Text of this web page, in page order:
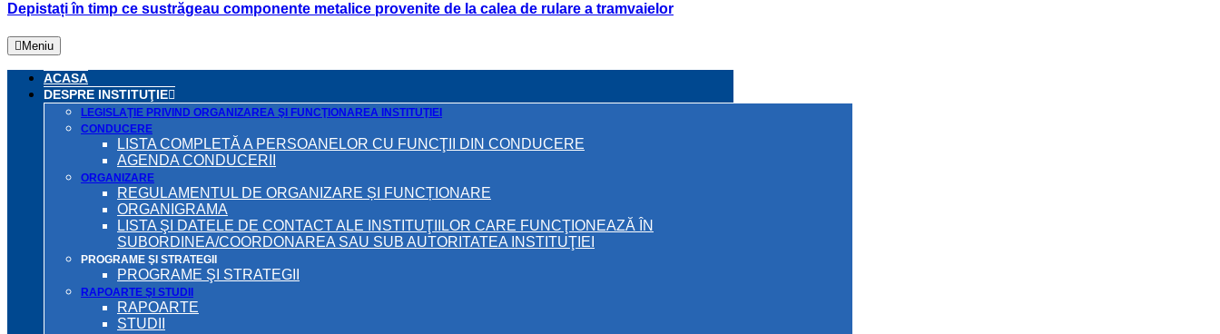
Depistați în timp ce sustrăgeau componente metalice provenite de la calea de rulare a tramvaielor
Meniu
ACASA
DESPRE INSTITUŢIE
LEGISLAŢIE PRIVIND ORGANIZAREA ŞI FUNCŢIONAREA INSTITUŢIEI
CONDUCERE
LISTA COMPLETĂ A PERSOANELOR CU FUNCŢII DIN CONDUCERE
AGENDA CONDUCERII
ORGANIZARE
REGULAMENTUL DE ORGANIZARE ȘI FUNCȚIONARE
ORGANIGRAMA
LISTA ŞI DATELE DE CONTACT ALE INSTITUŢIILOR CARE FUNCŢIONEAZĂ ÎN
SUBORDINEA/COORDONAREA SAU SUB AUTORITATEA INSTITUŢIEI
PROGRAME ŞI STRATEGII
PROGRAME ŞI STRATEGII
RAPOARTE ŞI STUDII
RAPOARTE
STUDII